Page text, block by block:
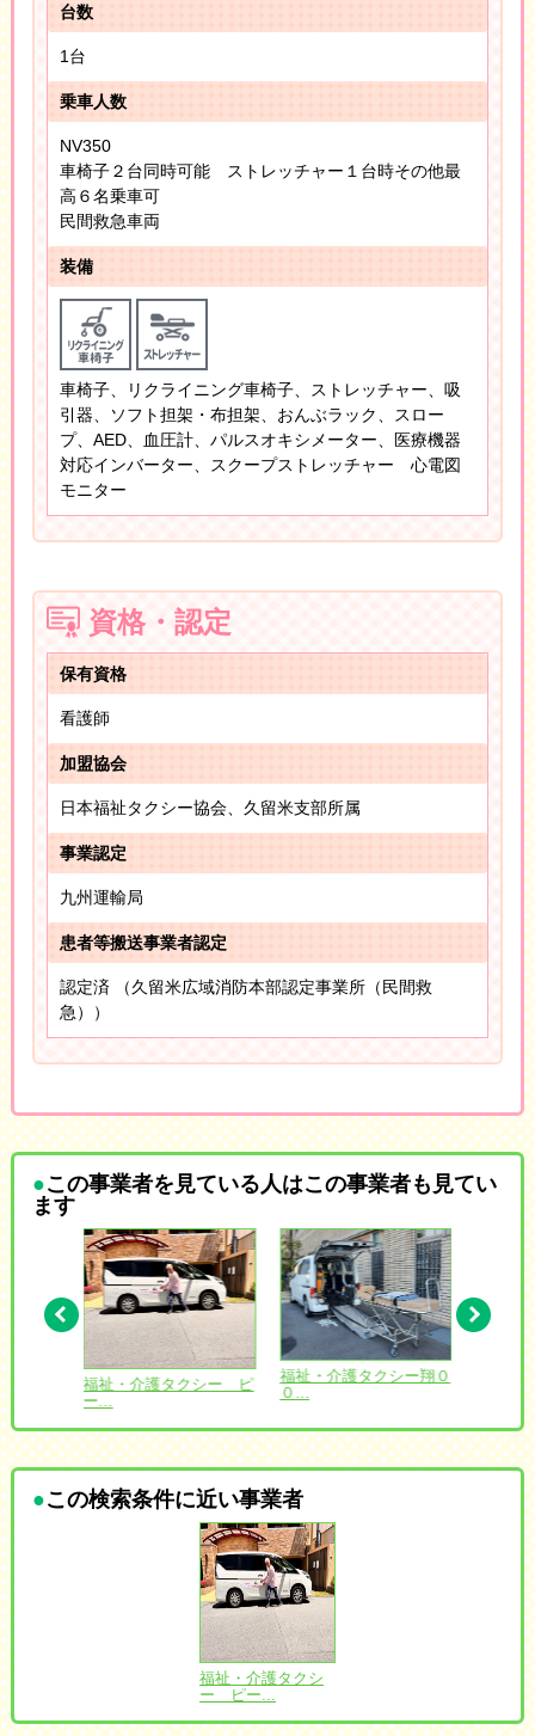
台数
1台
乗車人数
NV350
車椅子２台同時可能 ストレッチャー１台時その他最
高６名乗車可
民間救急車両
装備
車椅子、リクライニング車椅子、ストレッチャー、吸
引器、ソフト担架・布担架、おんぶラック、スロー
プ、AED、血圧計、パルスオキシメーター、医療機器
対応インバーター、スクープストレッチャー 心電図
モニター
資格・認定
保有資格
看護師
加盟協会
日本福祉タクシー協会、久留米支部所属
事業認定
九州運輸局
患者等搬送事業者認定
認定済 （久留米広域消防本部認定事業所（民間救
急））
この事業者を見ている人はこの事業者も見てい
ます
北海
福祉・介護タクシー ピ
ー...
福祉・介護タクシー翔０
０...
コン
この検索条件に近い事業者
福祉・介護タクシ
ー ピー...